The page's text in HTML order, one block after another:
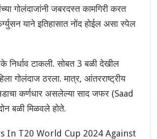
गोलंदाजांनी जबरदस्त कामगिरी करत
याने इतिहासात नोंद होईल असा स्पेल
निर्धाव टाकली‌. सोबत 3 बळी देखील
गोलंदाज ठरला. मात्र, आंतरराष्ट्रीय
कर्णधार असलेल्या साद जफर (Saad
बळी मिळवले होते.
In T20 World Cup 2024 Against